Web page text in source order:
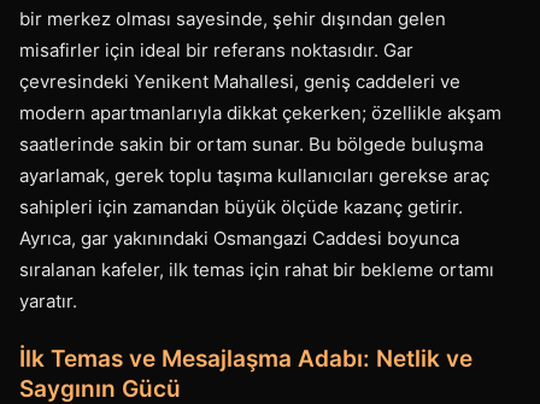
bir merkez olması sayesinde, şehir dışından gelen
misafirler için ideal bir referans noktasıdır. Gar
çevresindeki Yenikent Mahallesi, geniş caddeleri ve
modern apartmanlarıyla dikkat çekerken; özellikle akşam
saatlerinde sakin bir ortam sunar. Bu bölgede buluşma
ayarlamak, gerek toplu taşıma kullanıcıları gerekse araç
sahipleri için zamandan büyük ölçüde kazanç getirir.
Ayrıca, gar yakınındaki Osmangazi Caddesi boyunca
sıralanan kafeler, ilk temas için rahat bir bekleme ortamı
yaratır.
İlk Temas ve Mesajlaşma Adabı: Netlik ve
Saygının Gücü